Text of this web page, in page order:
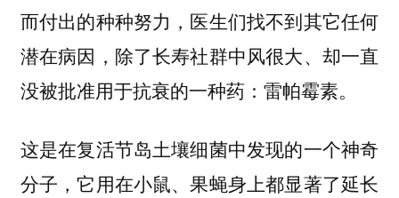
而付出的种种努力，医生们找不到其它任何
潜在病因，除了长寿社群中风很大、却一直
没被批准用于抗衰的一种药：雷帕霉素。
这是在复活节岛土壤细菌中发现的一个神奇
分子，它用在小鼠、果蝇身上都显著了延长